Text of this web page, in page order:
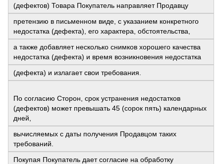
(дефектов) Товара Покупатель направляет Продавцу
претензию в письменном виде, с указанием конкретного
недостатка (дефекта), его характера, обстоятельства,
а также добавляет несколько снимков хорошего качества
недостатка (дефекта) и время возникновения недостатка
(дефекта) и излагает свои требования.
По согласию Сторон, срок устранения недостатков
(дефектов) может превышать 45 (сорок пять) календарных
дней,
вычисляемых с даты получения Продавцом таких
требований.
Покупая Покупатель дает согласие на обработку